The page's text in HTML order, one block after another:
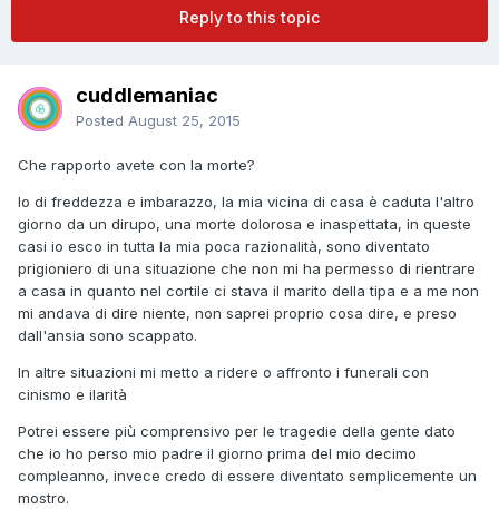
Reply to this topic
cuddlemaniac
Posted August 25, 2015
Che rapporto avete con la morte?
Io di freddezza e imbarazzo, la mia vicina di casa è caduta l'altro
giorno da un dirupo, una morte dolorosa e inaspettata, in queste
casi io esco in tutta la mia poca razionalità, sono diventato
prigioniero di una situazione che non mi ha permesso di rientrare
a casa in quanto nel cortile ci stava il marito della tipa e a me non
mi andava di dire niente, non saprei proprio cosa dire, e preso
dall'ansia sono scappato.
In altre situazioni mi metto a ridere o affronto i funerali con
cinismo e ilarità
Potrei essere più comprensivo per le tragedie della gente dato
che io ho perso mio padre il giorno prima del mio decimo
compleanno, invece credo di essere diventato semplicemente un
mostro.